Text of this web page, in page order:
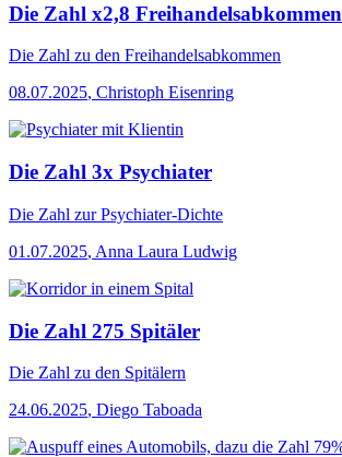
Die Zahl x2,8 Freihandelsabkommen
Die Zahl zu den Freihandelsabkommen
08.07.2025, Christoph Eisenring
Die Zahl 3x Psychiater
Die Zahl zur Psychiater-Dichte
01.07.2025, Anna Laura Ludwig
Die Zahl 275 Spitäler
Die Zahl zu den Spitälern
24.06.2025, Diego Taboada